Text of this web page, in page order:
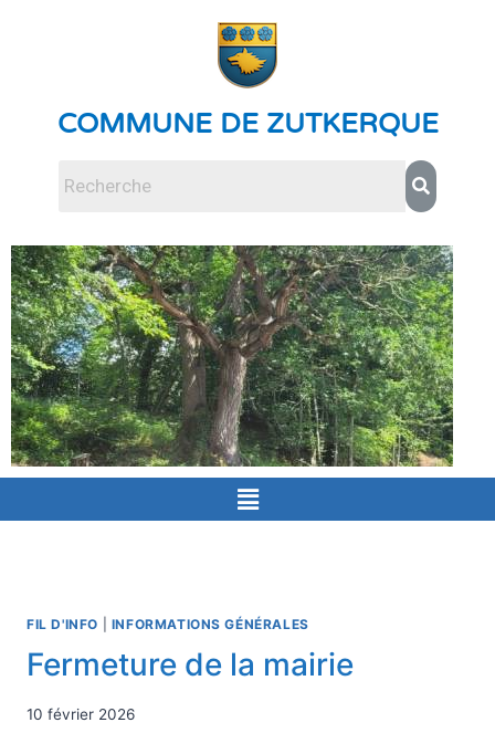
COMMUNE DE ZUTKERQUE
FIL D'INFO INFORMATIONS GÉNÉRALES
Fermeture de la mairie
10 février 2026